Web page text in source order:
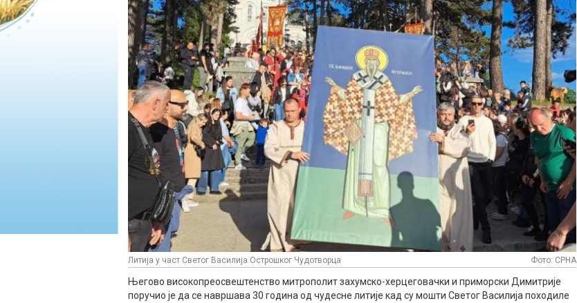
Литија у част Светог Василија Острошког Чудотворца Фото: СРНА
Његово високопреосвештенство митрополит захумско-херцеговачки и приморски Димитрије
поручио је да се навршава 30 година од чудесне литије кад су мошти Светог Василија походиле